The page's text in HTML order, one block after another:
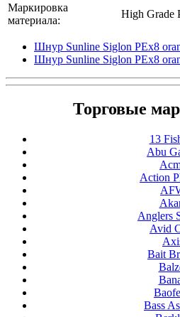
Маркировка
материала:
High Grade
Шнур Sunline Siglon PEх8
Шнур Sunline Siglon PEх8
Торговые
13
Abu
Action
Anglers
Avid
Bait
Bass